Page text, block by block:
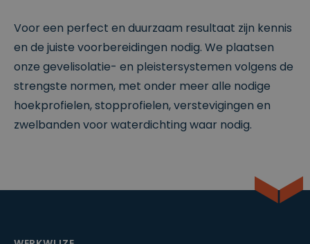
Voor een perfect en duurzaam resultaat zijn kennis
en de juiste voorbereidingen nodig. We plaatsen
onze gevelisolatie- en pleistersystemen volgens de
strengste normen, met onder meer alle nodige
hoekprofielen, stopprofielen, verstevigingen en
zwelbanden voor waterdichting waar nodig.